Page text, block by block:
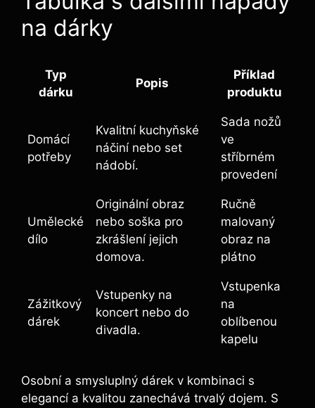
na dárky
Typ
dárku
Popis
Příklad
produktu
Domácí
potřeby
Kvalitní kuchyňské
náčiní nebo set
nádobí.
Sada nožů
ve
stříbrném
provedení
Umělecké
dílo
Originální obraz
nebo soška pro
zkrášlení jejich
domova.
Ručně
malovaný
obraz na
plátno
Zážitkový
dárek
Vstupenky na
koncert nebo do
divadla.
Vstupenka
na
oblíbenou
kapelu
Osobní a smysluplný dárek v kombinaci s
elegancí a kvalitou zanechává trvalý dojem. S